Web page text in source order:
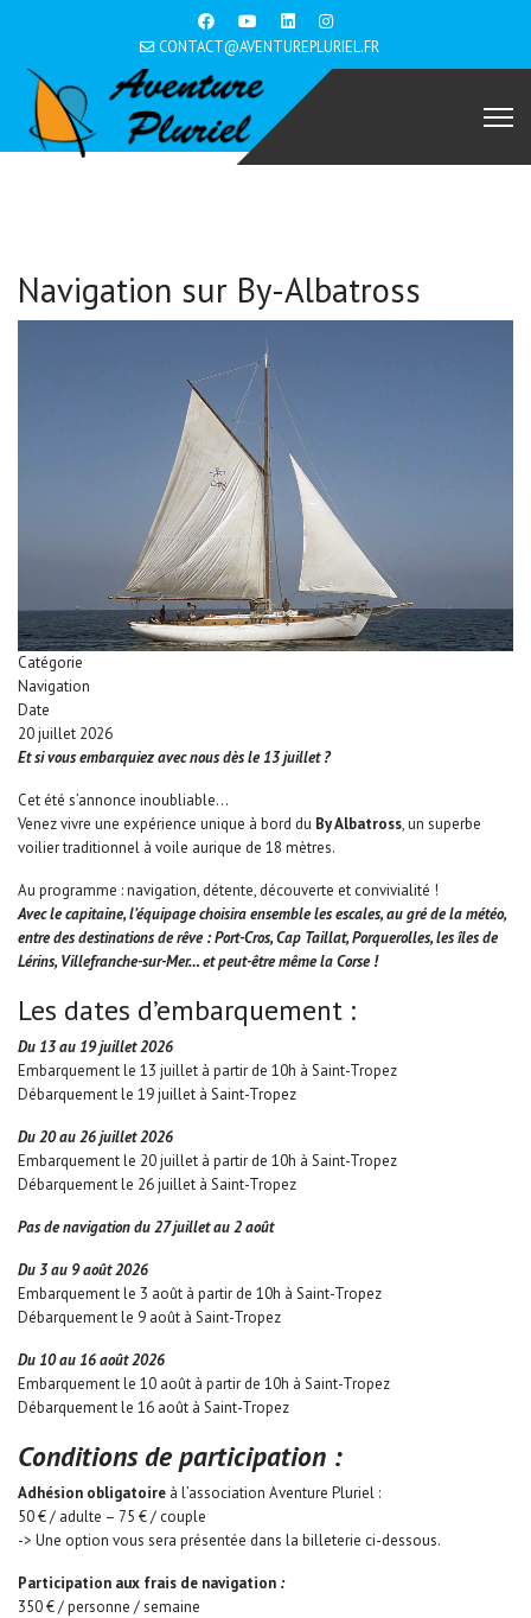
CONTACT@AVENTUREPLURIEL.FR
Navigation sur By-Albatross
Catégorie
Navigation
Date
20 juillet 2026
Et si vous embarquiez avec nous dès le 13 juillet ?
Cet été s’annonce inoubliable…
Venez vivre une expérience unique à bord du By Albatross, un superbe
voilier traditionnel à voile aurique de 18 mètres.
Au programme : navigation, détente, découverte et convivialité !
Avec le capitaine, l’équipage choisira ensemble les escales, au gré de la météo,
entre des destinations de rêve : Port-Cros, Cap Taillat, Porquerolles, les îles de
Lérins, Villefranche-sur-Mer… et peut-être même la Corse !
Les dates d’embarquement :
Du 13 au 19 juillet 2026
Embarquement le 13 juillet à partir de 10h à Saint-Tropez
Débarquement le 19 juillet à Saint-Tropez
Du 20 au 26 juillet 2026
Embarquement le 20 juillet à partir de 10h à Saint-Tropez
Débarquement le 26 juillet à Saint-Tropez
Pas de navigation du 27 juillet au 2 août
Du 3 au 9 août 2026
Embarquement le 3 août à partir de 10h à Saint-Tropez
Débarquement le 9 août à Saint-Tropez
Du 10 au 16 août 2026
Embarquement le 10 août à partir de 10h à Saint-Tropez
Débarquement le 16 août à Saint-Tropez
Conditions de participation :
Adhésion obligatoire à l’association Aventure Pluriel :
50 € / adulte – 75 € / couple
-> Une option vous sera présentée dans la billeterie ci-dessous.
Participation aux frais de navigation :
350 € / personne / semaine